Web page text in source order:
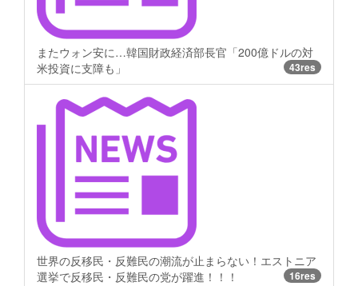
またウォン安に…韓国財政経済部長官「200億ドルの対
米投資に支障も」
43res
世界の反移民・反難民の潮流が止まらない！エストニア
選挙で反移民・反難民の党が躍進！！！
16res